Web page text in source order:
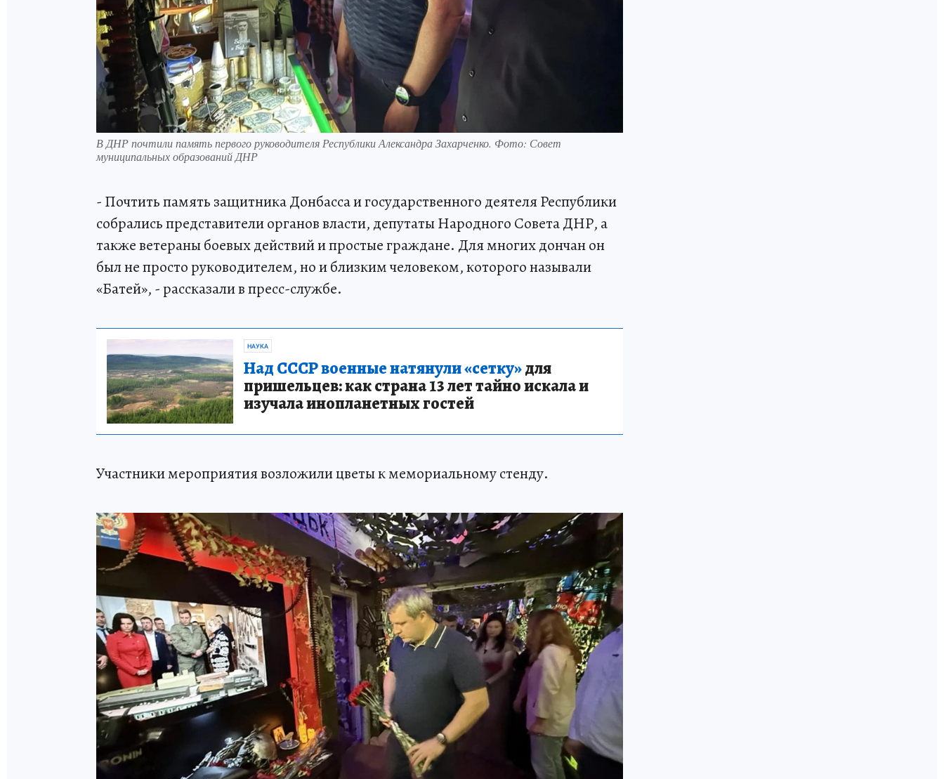
В ДНР почтили память первого руководителя Республики Александра Захарченко. Фото: Совет
муниципальных образований ДНР
- Почтить память защитника Донбасса и государственного деятеля Республики
собрались представители органов власти, депутаты Народного Совета ДНР, а
также ветераны боевых действий и простые граждане. Для многих дончан он
был не просто руководителем, но и близким человеком, которого называли
«Батей», - рассказали в пресс-службе.
НАУКА
Над СССР военные натянули «сетку»для
пришельцев: как страна 13 лет тайно искала и
изучала инопланетных гостей
Участники мероприятия возложили цветы к мемориальному стенду.